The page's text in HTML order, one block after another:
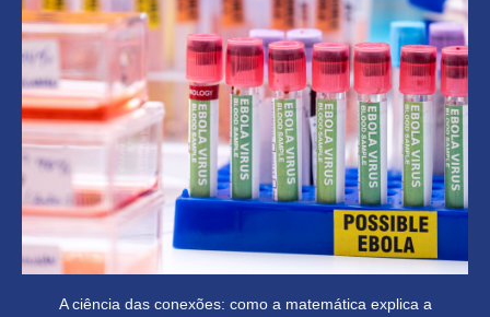
A ciência das conexões: como a matemática explica a